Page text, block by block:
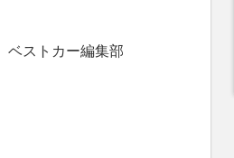
、ベストカー編集部